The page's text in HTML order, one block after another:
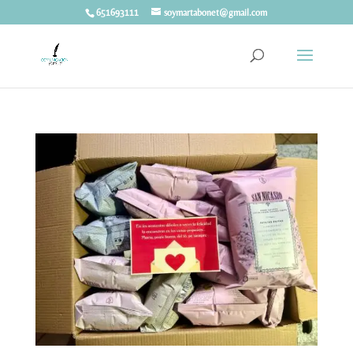
651693111 soymartabonet@gmail.com